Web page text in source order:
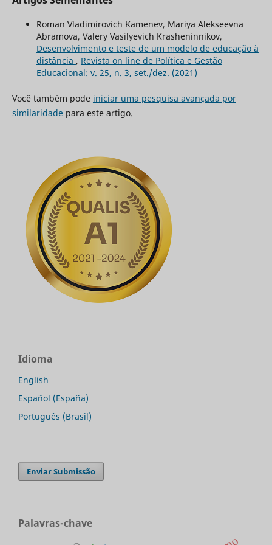
Roman Vladimirovich Kamenev, Mariya Alekseevna
Abramova, Valery Vasilyevich Krasheninnikov,
Desenvolvimento e teste de um modelo de educação à
distância , Revista on line de Política e Gestão
Educacional: v. 25, n. 3, set./dez. (2021)
Você também pode iniciar uma pesquisa avançada por
similaridadepara este artigo.
Idioma
English
Español (España)
Português (Brasil)
Enviar Submissão
Palavras-chave